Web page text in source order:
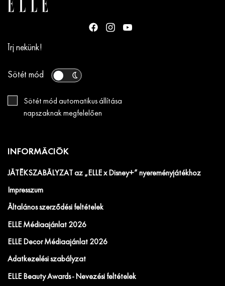
Írj nekünk!
Sötét mód
Sötét mód automatikus állítása
napszaknak megfelelően
INFORMÁCIÓK
JÁTÉKSZABÁLYZAT az „ELLE x Disney+” nyereményjátékhoz
Impresszum
Általános szerződési feltételek
ELLE Médiaajánlat 2026
ELLE Decor Médiaajánlat 2026
Adatkezelési szabályzat
ELLE Beauty Awards - Nevezési feltételek